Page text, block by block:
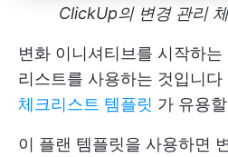
ClickUp의 변경 관리
변화 이니셔티브를 시작하
리스트를 사용하는 것입니다
체크리스트 템플릿 가 유용
이 플랜 템플릿을 사용하면